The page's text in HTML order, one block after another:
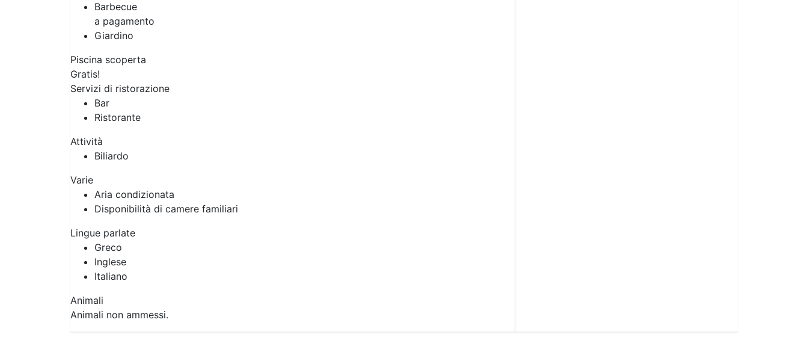
Barbecue
a pagamento
Giardino
Piscina scoperta
Gratis!
Servizi di ristorazione
Bar
Ristorante
Attività
Biliardo
Varie
Aria condizionata
Disponibilità di camere familiari
Lingue parlate
Greco
Inglese
Italiano
Animali
Animali non ammessi.